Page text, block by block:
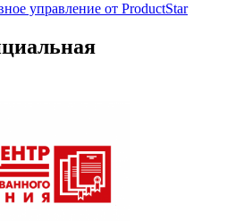
управление от ProductStar